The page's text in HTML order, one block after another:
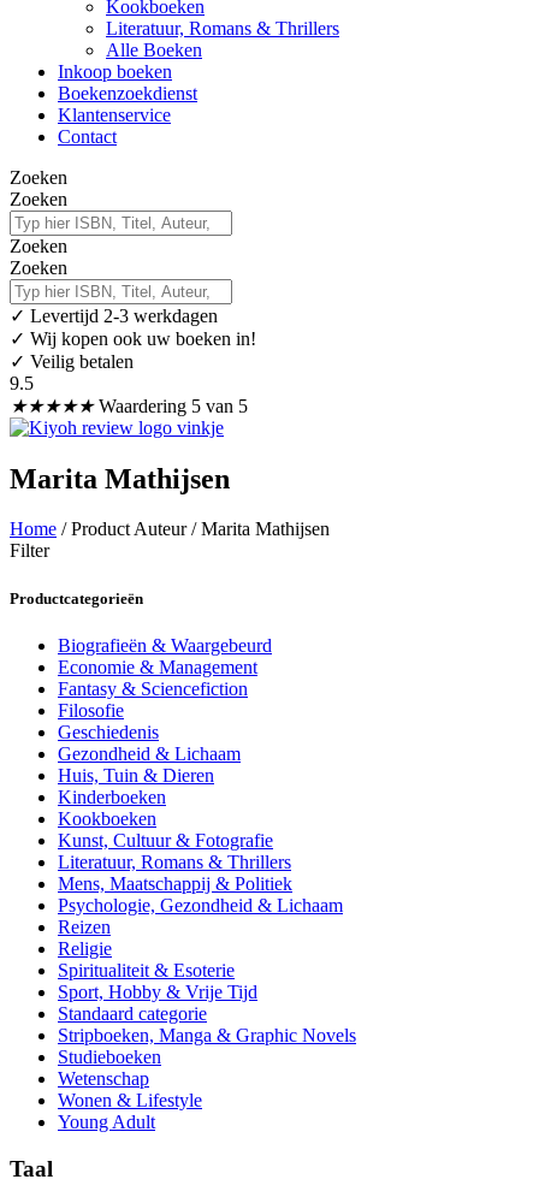
Kookboeken
Literatuur, Romans & Thrillers
Alle Boeken
Inkoop boeken
Boekenzoekdienst
Klantenservice
Contact
Zoeken
Zoeken
Zoeken
Zoeken
✓ Levertijd 2-3 werkdagen
✓ Wij kopen ook uw boeken in!
✓ Veilig betalen
9.5
★★★★★ Waardering 5 van 5
Marita Mathijsen
Home / Product Auteur / Marita Mathijsen
Filter
Productcategorieën
Biografieën & Waargebeurd
Economie & Management
Fantasy & Sciencefiction
Filosofie
Geschiedenis
Gezondheid & Lichaam
Huis, Tuin & Dieren
Kinderboeken
Kookboeken
Kunst, Cultuur & Fotografie
Literatuur, Romans & Thrillers
Mens, Maatschappij & Politiek
Psychologie, Gezondheid & Lichaam
Reizen
Religie
Spiritualiteit & Esoterie
Sport, Hobby & Vrije Tijd
Standaard categorie
Stripboeken, Manga & Graphic Novels
Studieboeken
Wetenschap
Wonen & Lifestyle
Young Adult
Taal